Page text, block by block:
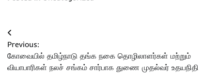
Post
navigation
Previous:
கோவையில் தமிழ்நாடு தங்க நகை தொழிலாளர்கள் மற்றும்
வியாபாரிகள் நலச் சங்கம் சார்பாக துணை முதல்வர் உதயநிதி